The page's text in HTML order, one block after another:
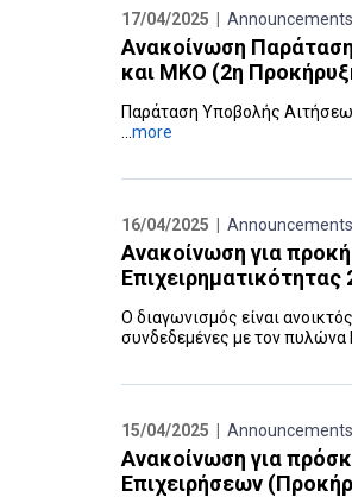
17/04/2025 | Announcements
Ανακοίνωση
και ΜΚΟ (2η
Παράταση Υποβολής
more
16/04/2025 | Announcements
Ανακοίνωση για
Επιχειρηματικότητας
Ο διαγωνισμός είναι
συνδεδεμένες με τον πυλώνα
15/04/2025 | Announcements
Ανακοίνωση για
Επιχειρήσεων